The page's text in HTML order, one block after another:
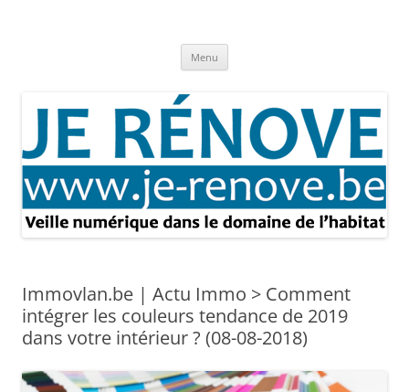
Menu
Immovlan.be | Actu Immo > Comment
intégrer les couleurs tendance de 2019
dans votre intérieur ? (08-08-2018)